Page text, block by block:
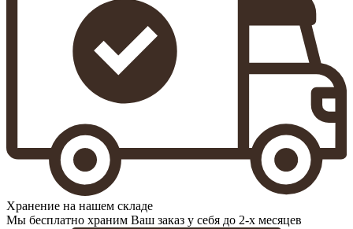
Хранение на нашем складе
Мы бесплатно храним Ваш заказ у себя до 2-х месяцев